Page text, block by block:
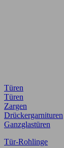
Türen
Türen
Zargen
Drückergarnituren
Ganzglastüren
Tür-Rohlinge